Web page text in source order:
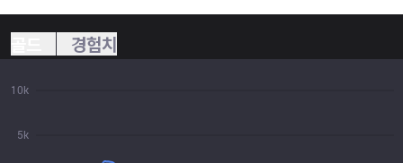
경험치
5k
10k